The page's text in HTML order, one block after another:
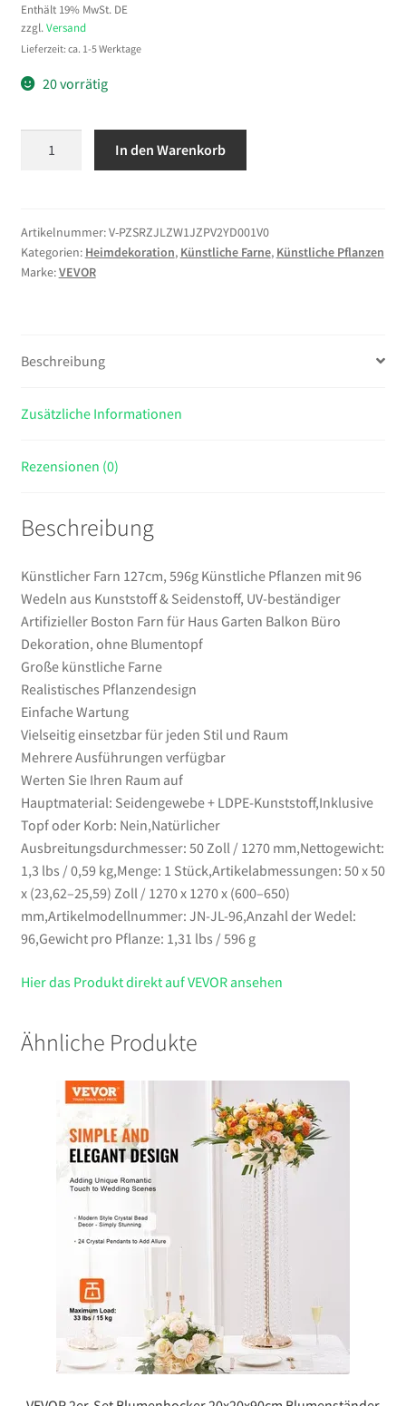
Enthält 19% MwSt. DE
zzgl. Versand
Lieferzeit: ca. 1-5 Werktage
20 vorrätig
596g
Künstliche
Pflanzen
aus
&
UV-
Boston
für
Haus
Garten
Balkon
Büro
Dekoration,
ohne
Blumentopf
Menge
In den Warenkorb
Artikelnummer:V-PZSRZJLZW1JZPV2YD001V0
Kategorien: Heimdekoration, Künstliche Farne, Künstliche Pflanzen
Marke:VEVOR
Beschreibung
Zusätzliche Informationen
Rezensionen (0)
Beschreibung
Künstlicher Farn 127cm, 596g Künstliche Pflanzen mit 96
Wedeln aus Kunststoff & Seidenstoff, UV-beständiger
Artifizieller Boston Farn für Haus Garten Balkon Büro
Dekoration, ohne Blumentopf
Große künstliche Farne
Realistisches Pflanzendesign
Einfache Wartung
Vielseitig einsetzbar für jeden Stil und Raum
Mehrere Ausführungen verfügbar
Werten Sie Ihren Raum auf
Hauptmaterial: Seidengewebe + LDPE-Kunststoff,Inklusive
Topf oder Korb: Nein,Natürlicher
Ausbreitungsdurchmesser: 50 Zoll / 1270 mm,Nettogewicht:
1,3 lbs / 0,59 kg,Menge: 1 Stück,Artikelabmessungen: 50 x 50
x (23,62–25,59) Zoll / 1270 x 1270 x (600–650)
mm,Artikelmodellnummer: JN-JL-96,Anzahl der Wedel:
96,Gewicht pro Pflanze: 1,31 lbs / 596 g
Hier das Produkt direkt auf VEVOR ansehen
Ähnliche Produkte